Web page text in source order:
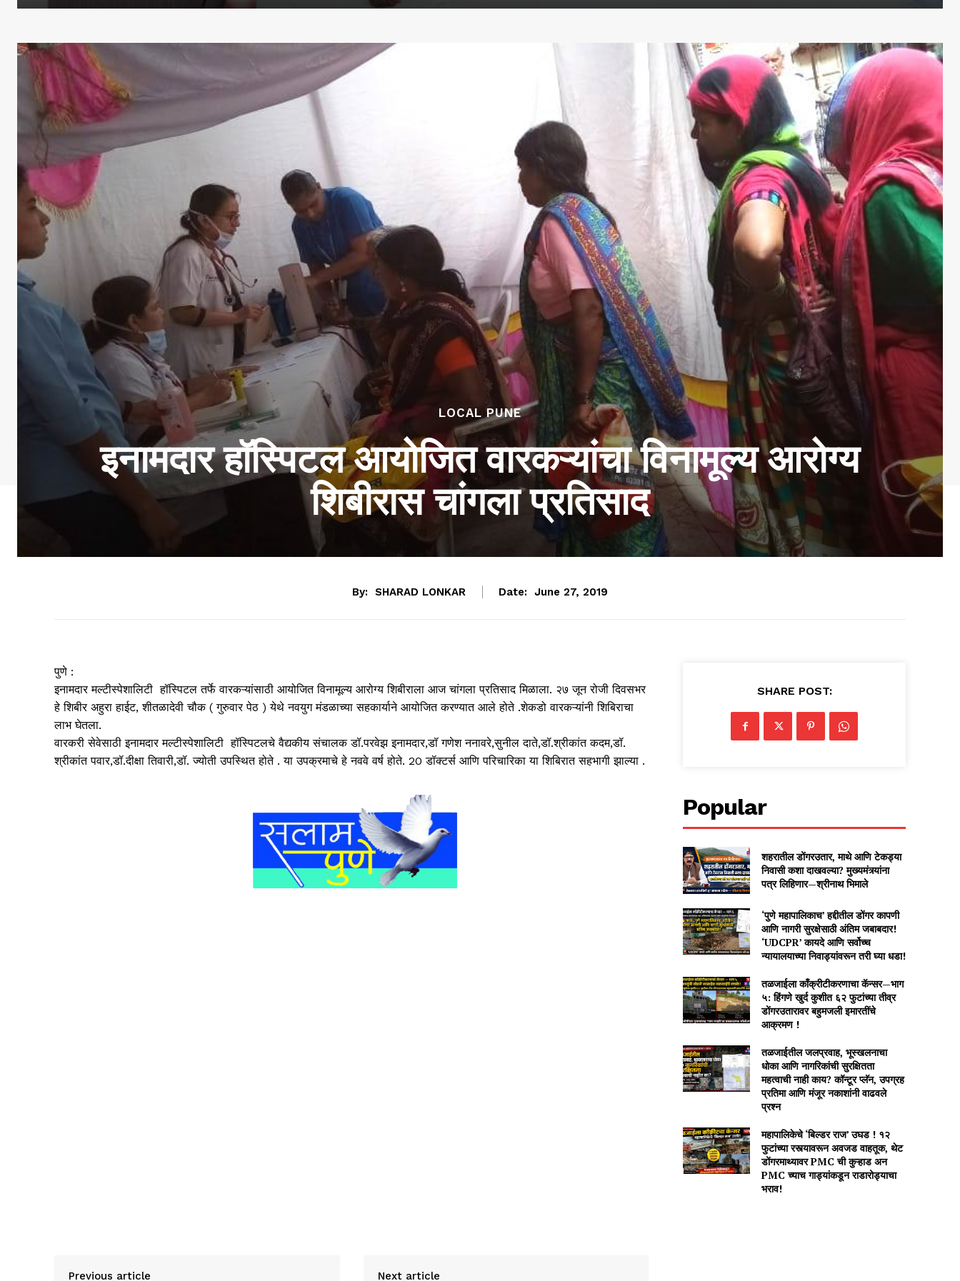
LOCAL PUNE
इनामदार हॉस्पिटल आयोजित वारकऱ्यांचा विनामूल्य आरोग्य
शिबीरास चांगला प्रतिसाद
By: SHARAD LONKAR Date: June 27, 2019
पुणे :
इनामदार मल्टीस्पेशालिटी हॉस्पिटल तर्फे वारकऱ्यांसाठी आयोजितविनामूल्य आरोग्य शिबीराला आज चांगला प्रतिसाद मिळाला. २७ जून रोजी दिवसभर
हे शिबीर अहुरा हाईट, शीतळादेवी चौक ( गुरुवार पेठ ) येथे नवयुग मंडळाच्या सहकार्याने आयोजित करण्यात आले होते .शेकडो वारकऱ्यांनी शिबिराचा
लाभ घेतला.
वारकरी सेवेसाठीइनामदार मल्टीस्पेशालिटी हॉस्पिटलचे वैद्यकीय संचालक डॉ.परवेझ इनामदार,डॉ गणेश ननावरे,सुनील दाते,डॉ.श्रीकांत कदम,डॉ.
श्रीकांत पवार,डॉ.दीक्षा तिवारी,डॉ. ज्योती उपस्थित होते . या उपक्रमाचे हे नववे वर्षहोते. 20 डॉक्टर्स आणि परिचारिका या शिबिरात सहभागीझाल्या .
Previous article Next article
SHARE POST:
Popular
शहरातील डोंगरउतार, माथे आणि टेकड्या
निवासी कशा दाखवल्या? मुख्यमंत्र्यांना
पत्र लिहिणार—श्रीनाथ भिमाले
‘पुणे महापालिकाच’ हद्दीतील डोंगर कापणी
आणि नागरी सुरक्षेसाठी अंतिम जबाबदार!
‘UDCPR’ कायदे आणि सर्वोच्च
न्यायालयाच्या निवाड्यांवरून तरी घ्या धडा!
तळजाईला काँक्रीटीकरणाचा कॅन्सर—भाग
५: हिंगणे खुर्द कुशीत ६२ फुटांच्या तीव्र
डोंगरउतारावर बहुमजली इमारतींचे
आक्रमण !
तळजाईतील जलप्रवाह, भूस्खलनाचा
धोका आणि नागरिकांची सुरक्षितता
महत्वाची नाही काय? कॉन्टूर प्लॅन, उपग्रह
प्रतिमा आणि मंजूर नकाशांनी वाढवले
प्रश्न
महापालिकेचे ‘बिल्डर राज’ उघड ! १२
फुटांच्या रस्त्यावरून अवजड वाहतूक, थेट
डोंगरमाथ्यावर PMC ची कुऱ्हाड अन
PMC च्याच गाड्यांकडून राडारोड्याचा
भराव!